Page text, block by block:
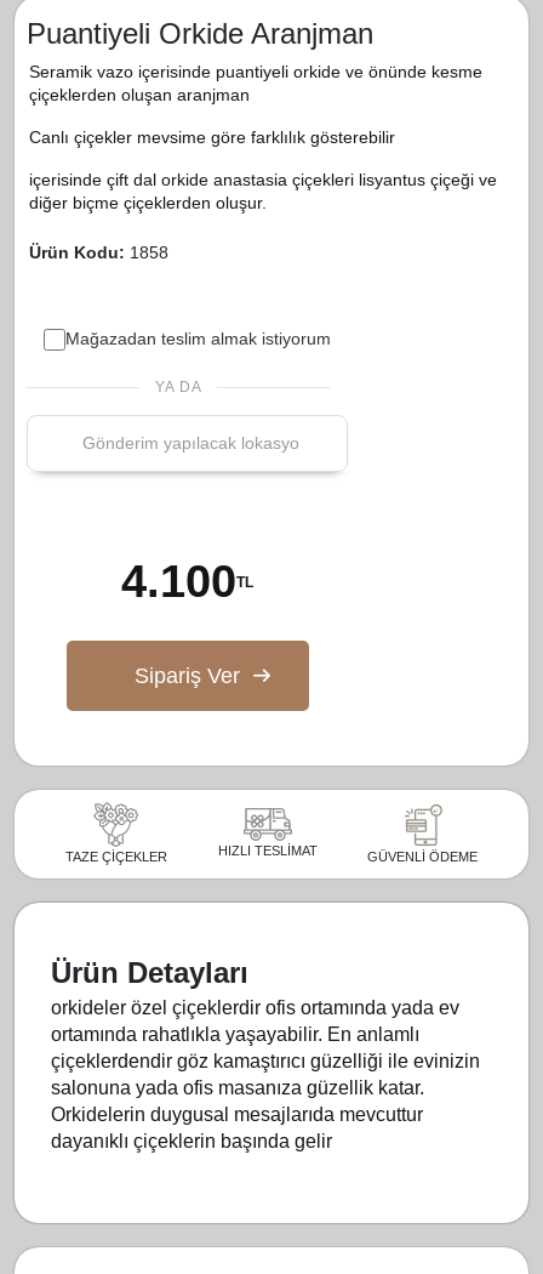
Puantiyeli Orkide Aranjman
Seramik vazo içerisinde puantiyeli orkide ve önünde kesme
çiçeklerden oluşan aranjman
Canlı çiçekler mevsime göre farklılık gösterebilir
içerisinde çift dal orkide anastasia çiçekleri lisyantus çiçeği ve
diğer biçme çiçeklerden oluşur.
Ürün Kodu: 1858
Mağazadan teslim almak istiyorum
YA DA
4.100TL
Sipariş Ver
TAZE ÇİÇEKLER HIZLI TESLİMAT GÜVENLİ ÖDEME
Ürün Detayları
orkideler özel çiçeklerdir ofis ortamında yada ev
ortamında rahatlıkla yaşayabilir. En anlamlı
çiçeklerdendir göz kamaştırıcı güzelliği ile evinizin
salonuna yada ofis masanıza güzellik katar.
Orkidelerin duygusal mesajlarıda mevcuttur
dayanıklı çiçeklerin başında gelir